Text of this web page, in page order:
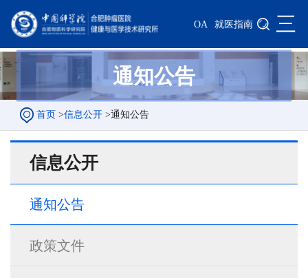
OA 就医指南 三
通知公告
首页 >信息公开 >通知公告
信息公开
通知公告
政策文件